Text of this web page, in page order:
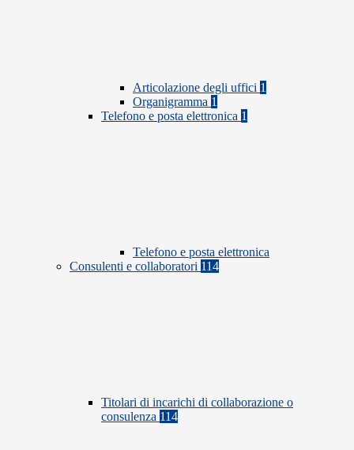
Articolazione degli uffici 1
Organigramma 1
Telefono e posta elettronica 1
Telefono e posta elettronica
Consulenti e collaboratori 114
Titolari di incarichi di collaborazione o
consulenza 114